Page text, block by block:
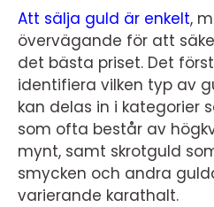
Att sälja guld är enkelt,
övervägande för att
det bästa priset. Det
identifiera vilken typ av
kan delas in i kategorier
som ofta består av
mynt, samt skrotguld
smycken och andra
varierande karathalt.